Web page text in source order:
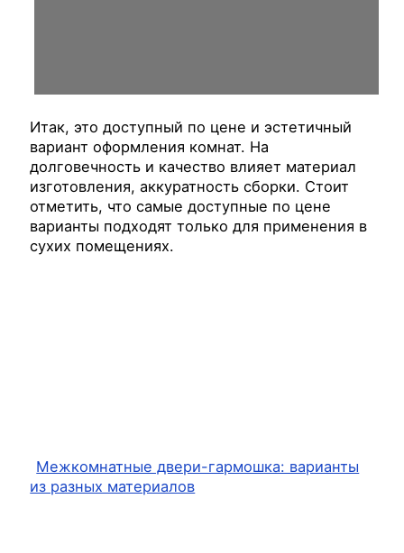
Итак, это доступный по цене и эстетичный
вариант оформления комнат. На
долговечность и качество влияет материал
изготовления, аккуратность сборки. Стоит
отметить, что самые доступные по цене
варианты подходят только для применения в
сухих помещениях.
Межкомнатные двери-гармошка: варианты
из разных материалов